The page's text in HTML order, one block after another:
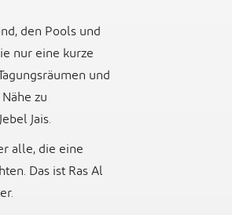
den Pools und
nur eine kurze
und
zu
Jais.
alle, die eine
Das ist Ras Al